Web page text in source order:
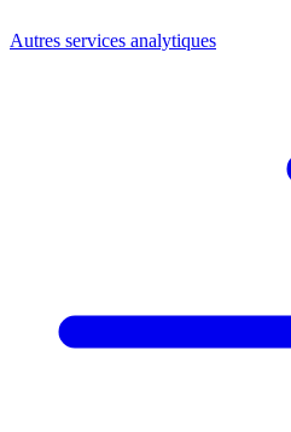
Autres services analytiques